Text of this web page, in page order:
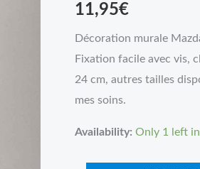
11,95€
Décoration murale
Fixation facile avec vis,
24 cm, autres tailles
mes soins.
Availability: Only 1 left
NB
quantity